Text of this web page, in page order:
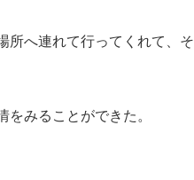
所へ連れて行ってくれて、
みることができた。